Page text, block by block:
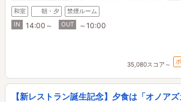
和室 朝・夕
禁煙ルーム
IN
14:00～ OUT ～10:00
35,080スコア～
【新レストラン誕生記念】夕食は「オノア